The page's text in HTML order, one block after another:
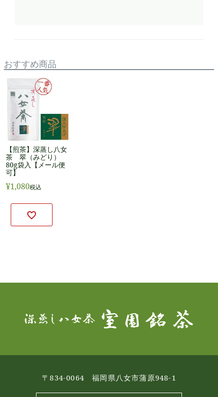
おすすめ商品
【煎茶】深蒸し八女
茶 翠（みどり）
80g袋入【メール便
可】
¥1,080税込
〒834-0064 福岡県八女市蒲原948-1